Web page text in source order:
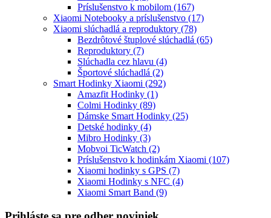
Príslušenstvo k mobilom (167)
Xiaomi Notebooky a príslušenstvo (17)
Xiaomi slúchadlá a reproduktory (78)
Bezdrôtové štuplové slúchadlá (65)
Reproduktory (7)
Slúchadla cez hlavu (4)
Športové slúchadlá (2)
Smart Hodinky Xiaomi (292)
Amazfit Hodinky (1)
Colmi Hodinky (89)
Dámske Smart Hodinky (25)
Detské hodinky (4)
Mibro Hodinky (3)
Mobvoi TicWatch (2)
Príslušenstvo k hodinkám Xiaomi (107)
Xiaomi hodinky s GPS (7)
Xiaomi Hodinky s NFC (4)
Xiaomi Smart Band (9)